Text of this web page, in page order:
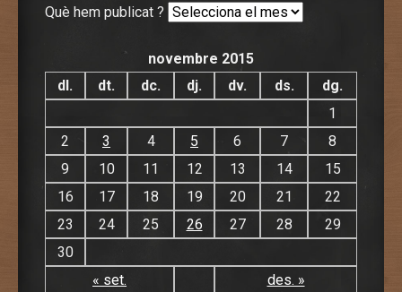
Què hem publicat ?
novembre 2015
dl.
dt. dc. dj. dv. ds. dg.
« set. des. »
1
2
3 4 5 6 7
8
9
10 11 12 13 14
15
16
17 18 19 20 21
22
23
24 25 26 27 28
29
30